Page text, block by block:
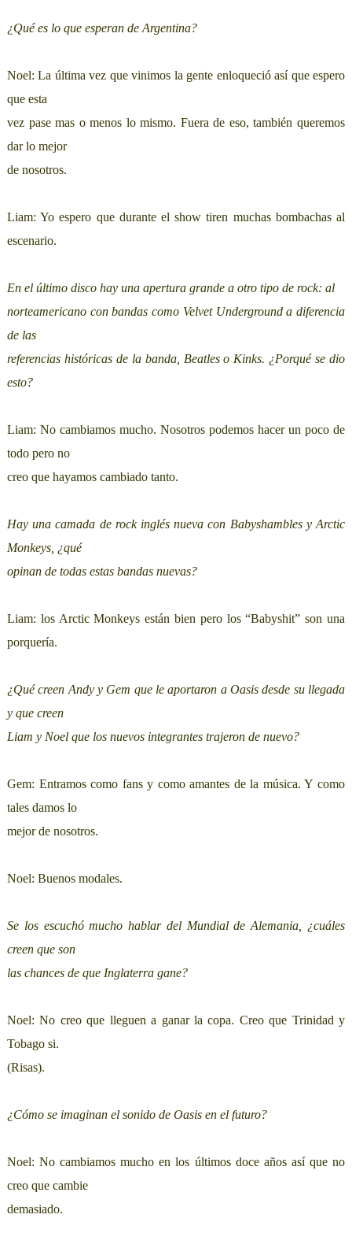
¿Qué es lo que esperan de Argentina?
Noel: La última vez que vinimos la gente enloqueció así que espero
que esta
vez pase mas o menos lo mismo. Fuera de eso, también queremos
dar lo mejor
de nosotros.
Liam: Yo espero que durante el show tiren muchas bombachas al
escenario.
En el último disco hay una apertura grande a otro tipo de rock: al
norteamericano con bandas como Velvet Underground a diferencia
de las
referencias históricas de la banda, Beatles o Kinks. ¿Porqué se dio
esto?
Liam: No cambiamos mucho. Nosotros podemos hacer un poco de
todo pero no
creo que hayamos cambiado tanto.
Hay una camada de rock inglés nueva con Babyshambles y Arctic
Monkeys, ¿qué
opinan de todas estas bandas nuevas?
Liam: los Arctic Monkeys están bien pero los “Babyshit” son una
porquería.
¿Qué creen Andy y Gem que le aportaron a Oasis desde su llegada
y que creen
Liam y Noel que los nuevos integrantes trajeron de nuevo?
Gem: Entramos como fans y como amantes de la música. Y como
tales damos lo
mejor de nosotros.
Noel: Buenos modales.
Se los escuchó mucho hablar del Mundial de Alemania, ¿cuáles
creen que son
las chances de que Inglaterra gane?
Noel: No creo que lleguen a ganar la copa. Creo que Trinidad y
Tobago si.
(Risas).
¿Cómo se imaginan el sonido de Oasis en el futuro?
Noel: No cambiamos mucho en los últimos doce años así que no
creo que cambie
demasiado.